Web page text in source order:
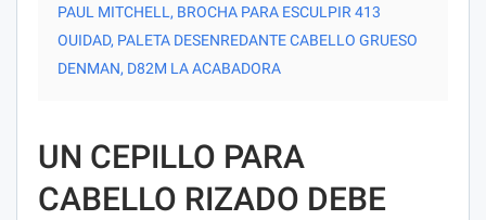
PAUL MITCHELL, BROCHA PARA ESCULPIR 413
OUIDAD, PALETA DESENREDANTE CABELLO GRUESO
DENMAN, D82M LA ACABADORA
UN CEPILLO PARA
CABELLO RIZADO DEBE